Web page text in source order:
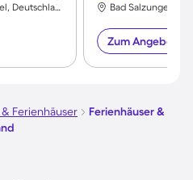
Kolkwitz, Uhlstädt-Kirchhasel, Deutschland
Zum Angebot
Ferienhäuser
Ferienhäuser &